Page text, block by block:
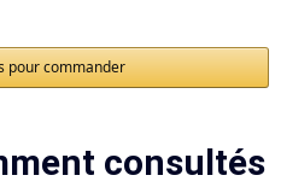
pour commander
consultés